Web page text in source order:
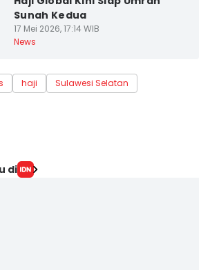
Sunah Kedua
17 Mei 2026, 17:14 WIB
News
haji
Sulawesi Selatan
di